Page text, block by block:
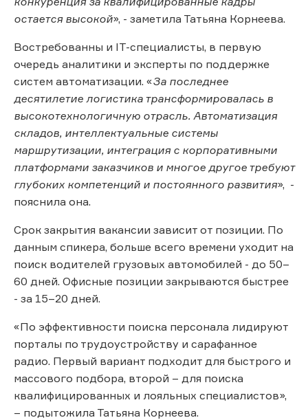
остается высокой», - заметила Татьяна Корнеева.
Востребованны и IT-специалисты, в первую
очередь аналитики и эксперты по поддержке
систем автоматизации. «За последнее
десятилетие логистика трансформировалась в
высокотехнологичную отрасль. Автоматизация
складов, интеллектуальные системы
маршрутизации, интеграция с корпоративными
платформами заказчиков и многое другое требуют
глубоких компетенций и постоянного развития», -
пояснила она.
Срок закрытия вакансии зависит от позиции. По
данным спикера, больше всего времени уходит на
поиск водителей грузовых автомобилей - до 50–
60 дней. Офисные позиции закрываются быстрее
- за 15–20 дней.
«По эффективности поиска персонала лидируют
порталы по трудоустройству и сарафанное
радио. Первый вариант подходит для быстрого и
массового подбора, второй – для поиска
квалифицированных и лояльных специалистов»,
– подытожила Татьяна Корнеева.